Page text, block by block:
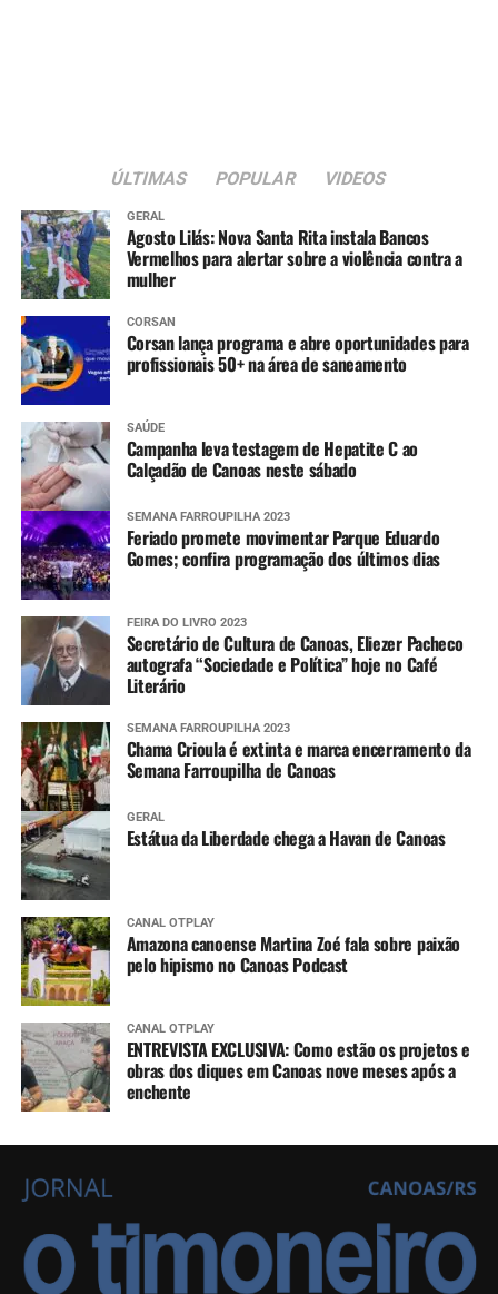
ÚLTIMAS POPULAR VIDEOS
GERAL
Agosto Lilás: Nova Santa Rita instala Bancos
Vermelhos para alertar sobre a violência contra a
mulher
CORSAN
Corsan lança programa e abre oportunidades para
profissionais 50+ na área de saneamento
SAÚDE
Campanha leva testagem de Hepatite C ao
Calçadão de Canoas neste sábado
SEMANA FARROUPILHA 2023
Feriado promete movimentar Parque Eduardo
Gomes; confira programação dos últimos dias
FEIRA DO LIVRO 2023
Secretário de Cultura de Canoas, Eliezer Pacheco
autografa “Sociedade e Política” hoje no Café
Literário
SEMANA FARROUPILHA 2023
Chama Crioula é extinta e marca encerramento da
Semana Farroupilha de Canoas
GERAL
Estátua da Liberdade chega a Havan de Canoas
CANAL OTPLAY
Amazona canoense Martina Zoé fala sobre paixão
pelo hipismo no Canoas Podcast
CANAL OTPLAY
ENTREVISTA EXCLUSIVA: Como estão os projetos e
obras dos diques em Canoas nove meses após a
enchente